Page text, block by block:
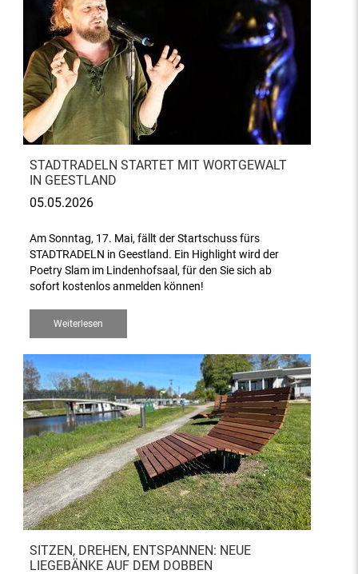
STADTRADELN STARTET MIT WORTGEWALT
IN GEESTLAND
05.05.2026
Am Sonntag, 17. Mai, fällt der Startschuss fürs
STADTRADELN in Geestland. Ein Highlight wird der
Poetry Slam im Lindenhofsaal, für den Sie sich ab
sofort kostenlos anmelden können!
Weiterlesen
SITZEN, DREHEN, ENTSPANNEN: NEUE
LIEGEBÄNKE AUF DEM DOBBEN